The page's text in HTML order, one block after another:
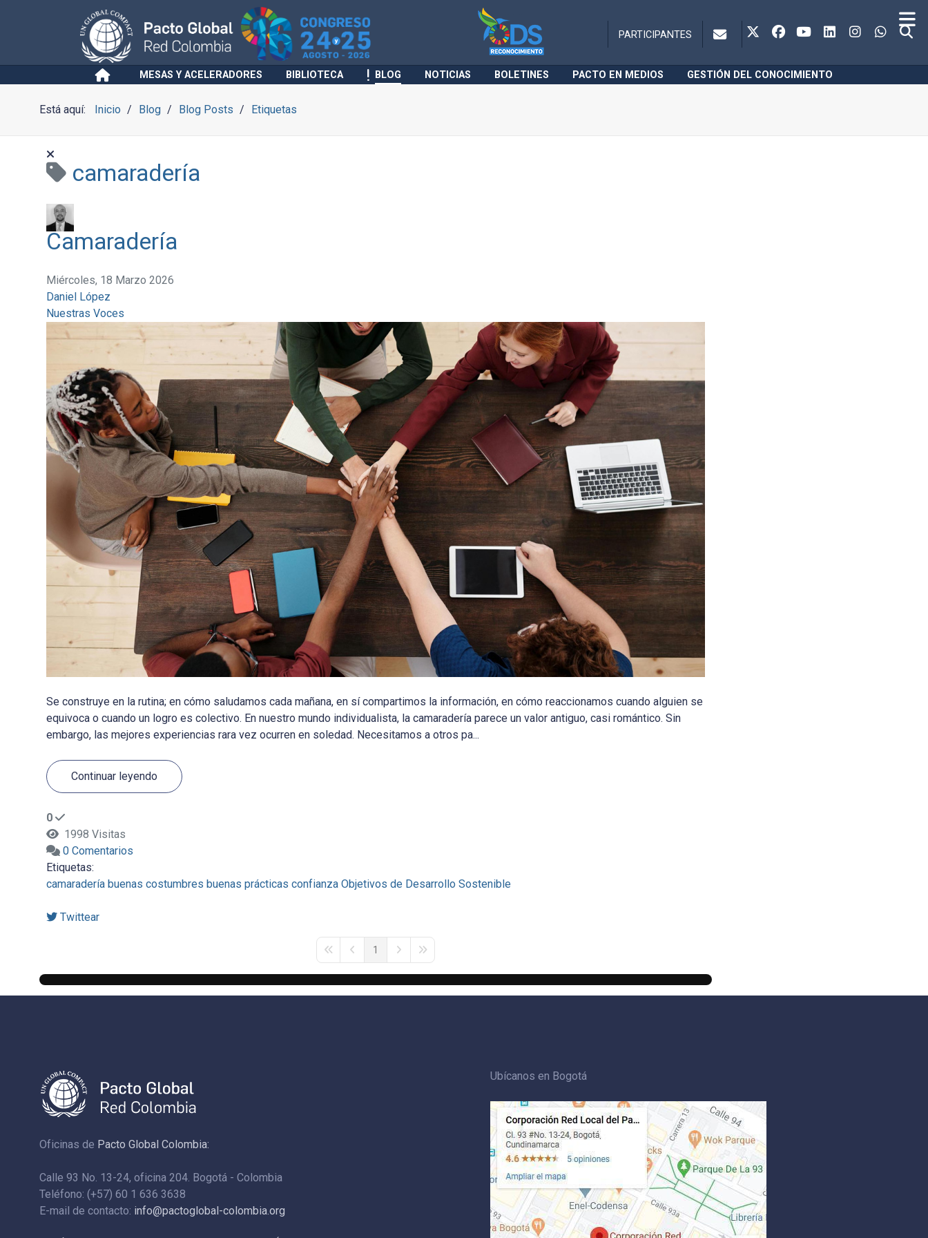
PARTICIPANTES
MESAS Y ACELERADORES BIBLIOTECA BLOG NOTICIAS BOLETINES PACTO EN MEDIOS GESTIÓN DEL CONOCIMIENTO
Está aquí: Inicio Blog Blog Posts Etiquetas
camaradería
Camaradería
Miércoles, 18 Marzo 2026
Daniel López
Nuestras Voces
Se construye en la rutina; en cómo saludamos cada mañana, en sí compartimos la información, en cómo reaccionamos cuando alguien se
equivoca o cuando un logro es colectivo. En nuestro mundo individualista, la camaradería parece un valor antiguo, casi romántico. Sin
embargo, las mejores experiencias rara vez ocurren en soledad. Necesitamos a otros pa...
Continuar leyendo
0
1998 Visitas
0 Comentarios
Etiquetas:
camaradería buenas costumbres buenas prácticas confianza Objetivos de Desarrollo Sostenible
Twittear
First PagePrevious Page
1
Next PageLast Page
Oficinas de Pacto Global Colombia:
Calle 93 No. 13-24, oficina 204. Bogotá - Colombia
Teléfono: (+57) 60 1 636 3638
E-mail de contacto: info@pactoglobal-colombia.org
Ubícanos en Bogotá